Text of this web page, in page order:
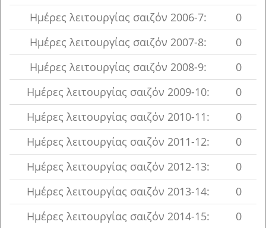
Ημέρες λειτουργίας σαιζόν 2006-7:
0
Ημέρες λειτουργίας σαιζόν 2007-8:
0
Ημέρες λειτουργίας σαιζόν 2008-9:
0
Ημέρες λειτουργίας σαιζόν 2009-10:
0
Ημέρες λειτουργίας σαιζόν 2010-11:
0
Ημέρες λειτουργίας σαιζόν 2011-12:
0
Ημέρες λειτουργίας σαιζόν 2012-13:
0
Ημέρες λειτουργίας σαιζόν 2013-14:
0
Ημέρες λειτουργίας σαιζόν 2014-15:
0